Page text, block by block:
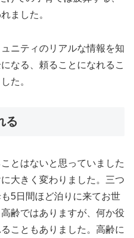
ました。
ニティのリアルな情報を知
なる、頼ることになれるこ
た。
る
とはないと思っていました
大きく変わりました。三つ
5日間ほど泊りに来てお世
齢ではありますが、何か役
こともありました。高齢に